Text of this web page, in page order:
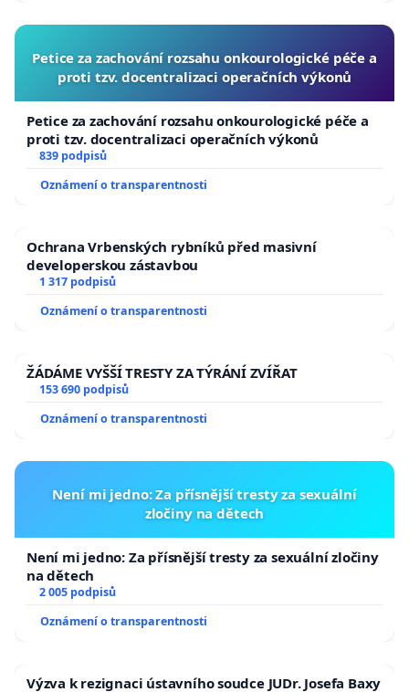
Petice za zachování rozsahu onkourologické péče a
proti tzv. docentralizaci operačních výkonů
Petice za zachování rozsahu onkourologické péče a
proti tzv. docentralizaci operačních výkonů
839 podpisů
Oznámení o transparentnosti
Ochrana Vrbenských rybníků před masivní
developerskou zástavbou
1 317 podpisů
Oznámení o transparentnosti
ŽÁDÁME VYŠŠÍ TRESTY ZA TÝRÁNÍ ZVÍŘAT
153 690 podpisů
Oznámení o transparentnosti
Není mi jedno: Za přísnější tresty za sexuální
zločiny na dětech
Není mi jedno: Za přísnější tresty za sexuální zločiny
na dětech
2 005 podpisů
Oznámení o transparentnosti
Výzva k rezignaci ústavního soudce JUDr. Josefa Baxy